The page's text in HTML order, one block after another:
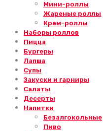
Мини-роллы
Жареные роллы
Крем-роллы
Наборы роллов
Пицца
Бургеры
Лапша
Супы
Закуски и гарниры
Салаты
Десерты
Напитки
Безалгокольные
Пиво